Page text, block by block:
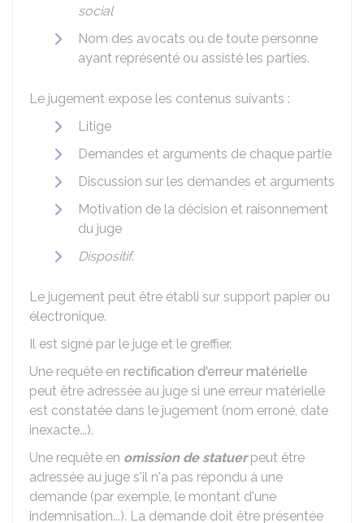
social
Nom des avocats ou de toute personne
ayant représenté ou assisté les parties.
Le jugement expose les contenus suivants :
Litige
Demandes et arguments de chaque partie
Discussion sur les demandes et arguments
Motivation de la décision et raisonnement
du juge
Dispositif.
Le jugement peut être établi sur support papier ou
électronique.
Il est signé par le juge et le greffier.
Une requête en rectification d'erreur matérielle
peut être adressée au juge si une erreur matérielle
est constatée dans le jugement (nom erroné, date
inexacte...).
Une requête en omission de statuerpeut être
adressée au juge s'il n'a pas répondu à une
demande (par exemple, le montant d'une
indemnisation...). La demande doit être présentée